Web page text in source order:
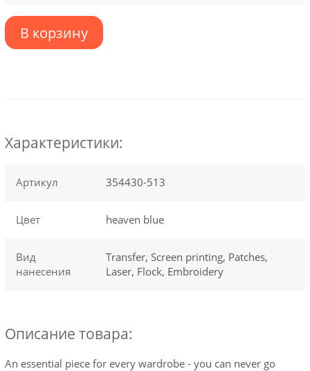
В корзину
Характеристики:
Артикул 354430-513
Цвет heaven blue
Вид
нанесения
Transfer, Screen printing, Patches,
Laser, Flock, Embroidery
Описание товара:
An essential piece for every wardrobe - you can never go